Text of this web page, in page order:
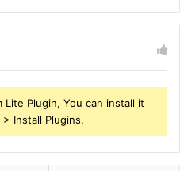
Plugin, You can install it
Install Plugins.